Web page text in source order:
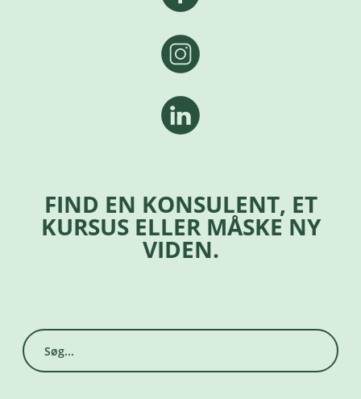
FIND EN KONSULENT, ET
KURSUS ELLER MÅSKE NY
VIDEN.
Search
for: